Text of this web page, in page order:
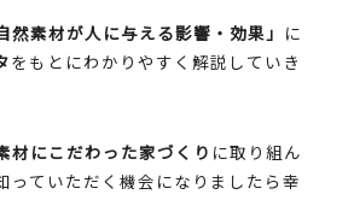
然素材が人に与える影響・効果」 に
をもとにわかりやすく解説していき
材にこだわった家づくり に取り組ん
っていただく機会になりましたら幸